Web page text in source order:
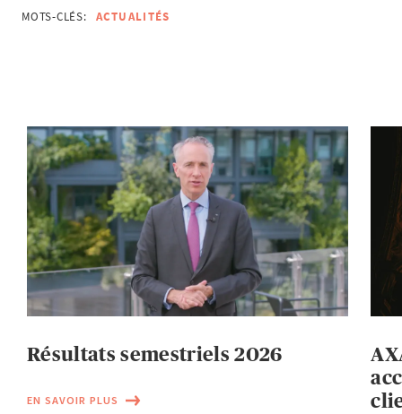
MOTS-CLÉS: ACTUALITÉS
Résultats semestriels 2026
EN SAVOIR PLUS